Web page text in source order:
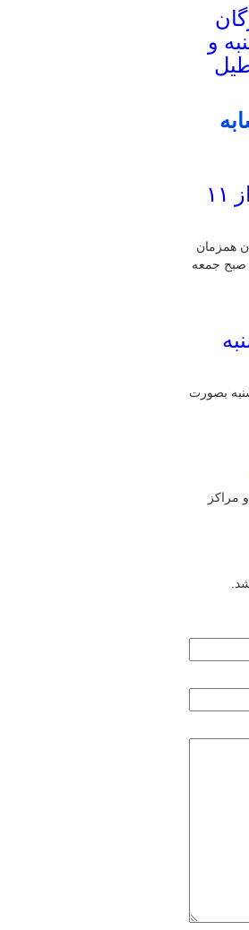
و
اجرای محدودیت تردد در محورهای منتهی به مرز مهران از ۱۱
همزمان
از صبح یکشنبه ۱۱ مرداد آغاز و تا صبح جمعه
بصورت
مراکز